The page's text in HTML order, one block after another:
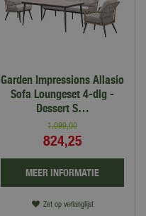
Garden Impressions Allasio
Sofa Loungeset 4-dlg -
Dessert S…
1.099,00
824,25
Zet op verlanglijst
MEER INFORMATIE